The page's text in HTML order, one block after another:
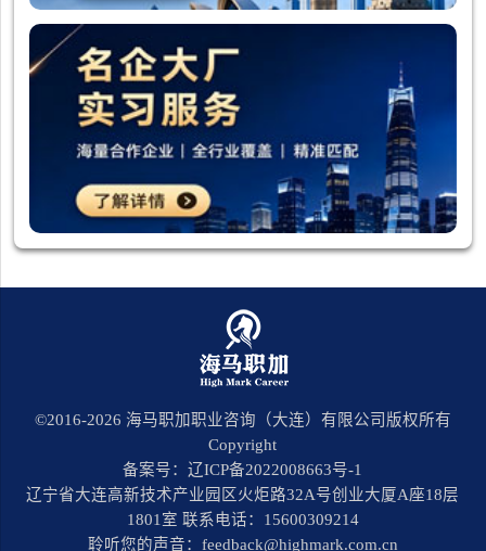
©2016-2026 海马职加职业咨询（大连）有限公司版权所有
Copyright
备案号：辽ICP备2022008663号-1
辽宁省大连高新技术产业园区火炬路32A号创业大厦A座18层
1801室 联系电话：15600309214
聆听您的声音：feedback@highmark.com.cn